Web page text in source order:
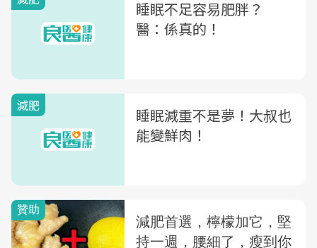
睡眠不足容易肥胖？
醫：係真的！
減肥
睡眠減重不是夢！大叔也
能變鮮肉！